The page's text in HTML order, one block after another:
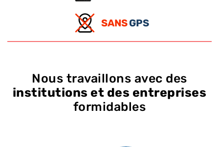
SANSGPS
Nous travaillons avec des
institutions et des entreprises
formidables